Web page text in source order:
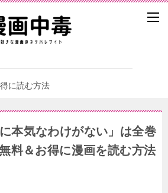
に読む方法
本気なわけがない」は全巻
料＆お得に漫画を読む⽅法